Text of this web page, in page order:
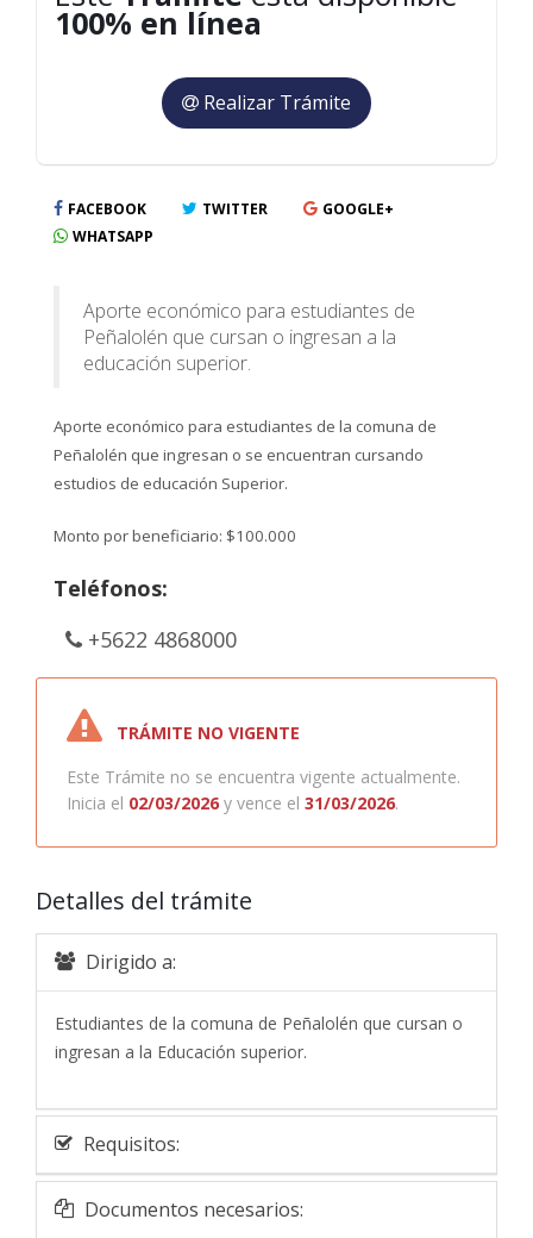
100% en línea
Realizar Trámite
FACEBOOK TWITTER
GOOGLE+
WHATSAPP
Aporte económico para estudiantes de
Peñalolén que cursan o ingresan a la
educación superior.
Aporte económico para estudiantes de la comuna de
Peñalolén que ingresan o se encuentran cursando
estudios de educación Superior.
Monto por beneficiario: $100.000
Teléfonos:
+5622 4868000
TRÁMITE NO VIGENTE
Este Trámite no se encuentra vigente actualmente.
Inicia el 02/03/2026 y vence el 31/03/2026.
Detalles del trámite
Dirigido a:
Estudiantes de la comuna de Peñalolén que cursan o
ingresan a la Educación superior.
Requisitos:
Documentos necesarios: